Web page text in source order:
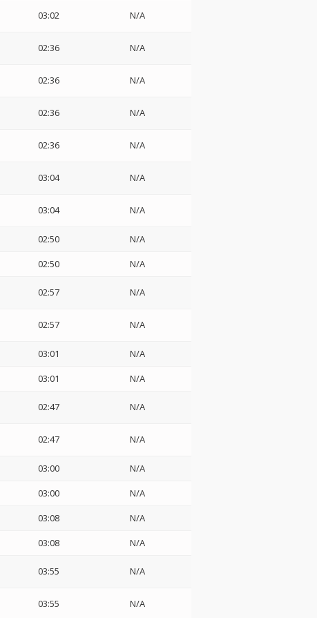
03:02 N/A
02:36 N/A
02:36 N/A
02:36 N/A
02:36 N/A
03:04 N/A
03:04 N/A
02:50
N/A
02:50 N/A
02:57 N/A
02:57 N/A
03:01
N/A
03:01 N/A
02:47 N/A
02:47 N/A
03:00
N/A
03:00
N/A
03:08
N/A
03:08 N/A
03:55 N/A
03:55 N/A